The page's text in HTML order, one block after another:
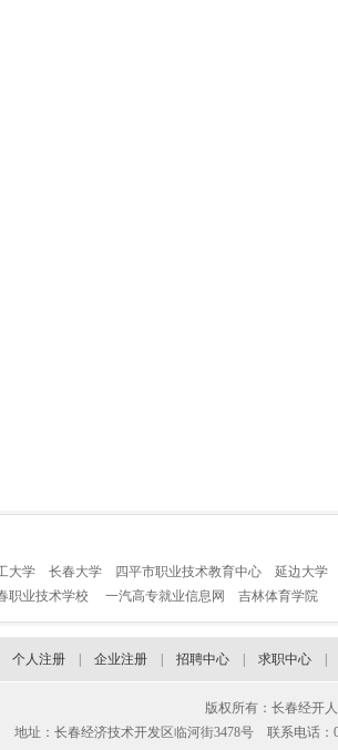
大学 长春大学 四平市职业技术教育中心 延边大学
职业技术学校 一汽高专就业信息网 吉林体育学院
个人注册 企业注册 招聘中心 求职中心
版权所有：长春经开
地址：长春经济技术开发区临河街3478号 联系电话：